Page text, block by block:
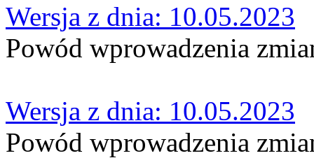
Wersja z dnia: 10.05.2023
Powód wprowadzenia
Wersja z dnia: 10.05.2023
Powód wprowadzenia